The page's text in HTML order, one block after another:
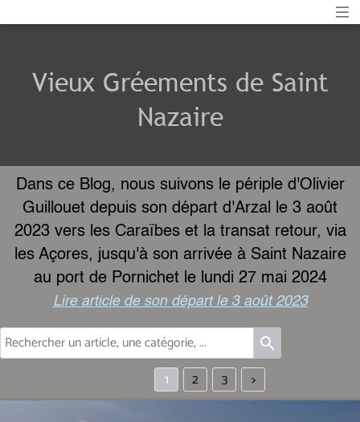
Vieux Gréements de Saint
Nazaire
Dans ce Blog, nous suivons le périple d'Olivier
Guillouet depuis son départ d'Arzal le 3 août
2023 vers les Caraïbes et la transat retour, via
les Açores, jusqu'à son arrivée à Saint Nazaire
au port de Pornichet le lundi 27 mai 2024
Lire article de son départ le 3 août 2023
search
1 2 3 >